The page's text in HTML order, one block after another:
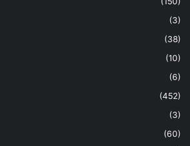
(3)
(38)
(10)
(6)
(452)
(3)
(60)